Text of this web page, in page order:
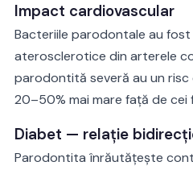
Impact cardiovascular
Bacteriile parodontale au
aterosclerotice din arterele
parodontită severă au un
20–50% mai mare față de
Diabet — relație
Parodontita înrăutățește